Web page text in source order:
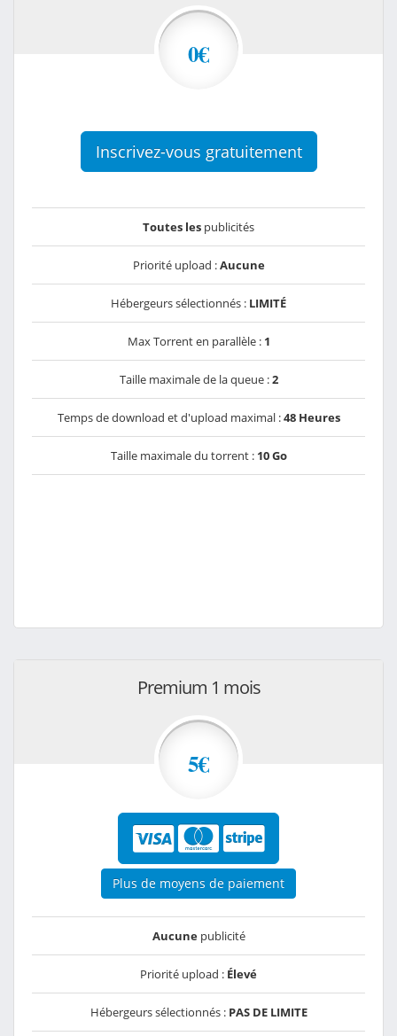
0€
Inscrivez-vous gratuitement
Toutes les publicités
Priorité upload :Aucune
Hébergeurs sélectionnés : LIMITÉ
Max Torrent en parallèle : 1
Taille maximale de la queue :2
Temps de download et d'upload maximal :48 Heures
Taille maximale du torrent : 10 Go
Premium 1 mois
5€
Plus de moyens de paiement
Aucunepublicité
Priorité upload : Élevé
Hébergeurs sélectionnés : PAS DE LIMITE